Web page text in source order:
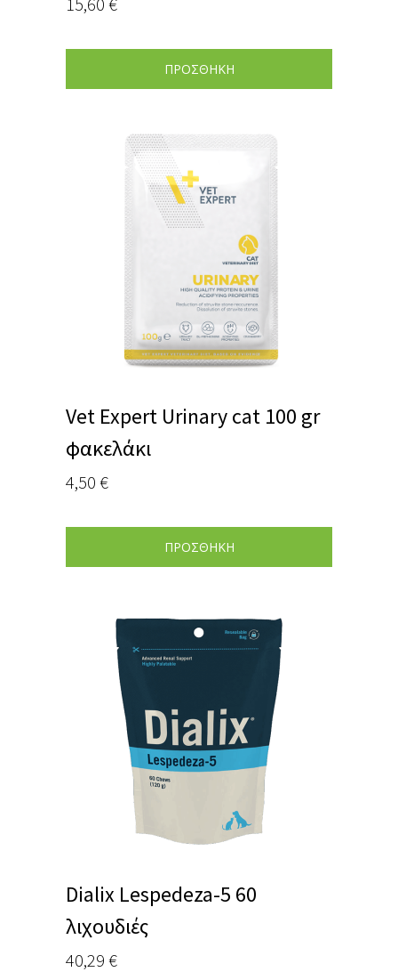
ΠΡΟΣΘΗΚΗ
Vet Expert Urinary cat 100 gr
φακελάκι
4,50 €
ΠΡΟΣΘΗΚΗ
Dialix Lespedeza-5 60
λιχουδιές
40,29 €